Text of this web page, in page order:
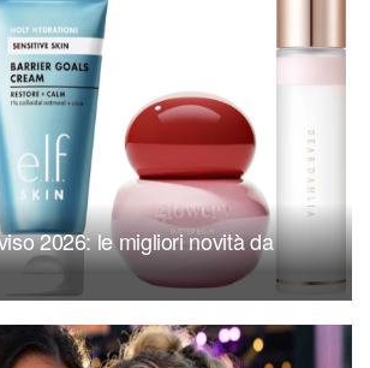
2026: le migliori novità da